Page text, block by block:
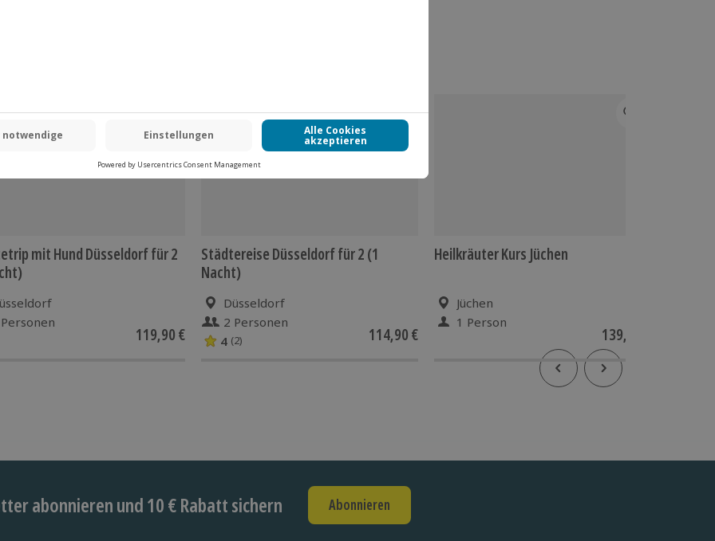
mit Hund Düsseldorf für 2
119,90 €
Städtereise Düsseldorf für 2 (1
Nacht)
Düsseldorf
2 Personen
4 (2) 114,90 €
Heilkräuter Kurs Jüchen
Jüchen
1 Person
139,90 €
abonnieren und 10 € Rabatt sichern Abonnieren